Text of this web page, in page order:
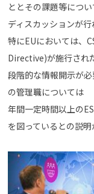
ととその課題等につい
ディスカッションが行
特にEUにおいては
Directive)が施行され
段階的な情報開示が
の管理職については
年間一定時間以上の
を図っているとの説明